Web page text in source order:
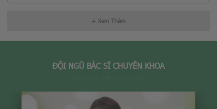
+ Xem Thêm
ĐỘI NGŨ BÁC SĨ CHUYÊN KHOA